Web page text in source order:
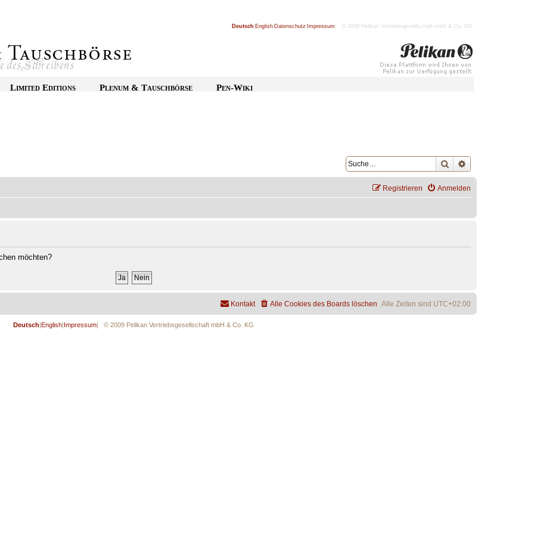
Deutsch English Datenschutz Impressum | © 2009 Pelikan Vertriebsgesellschaft mbH & Co. KG
Limited Editions Plenum & Tauschbörse Pen-Wiki
Suche
Anmelden
Registrieren
möchten?
Alle Zeiten sind UTC+02:00
Alle Cookies des Boards löschen
Kontakt
Deutsch|English|Impressum| © 2009 Pelikan Vertriebsgesellschaft mbH & Co. KG